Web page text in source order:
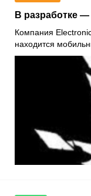
В разработке
Компания
находится